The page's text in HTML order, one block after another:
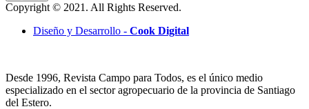
Copyright © 2021. All Rights Reserved.
Diseño y Desarrollo - Cook Digital
Desde 1996, Revista Campo para Todos, es el único medio
especializado en el sector agropecuario de la provincia de Santiago
del Estero.